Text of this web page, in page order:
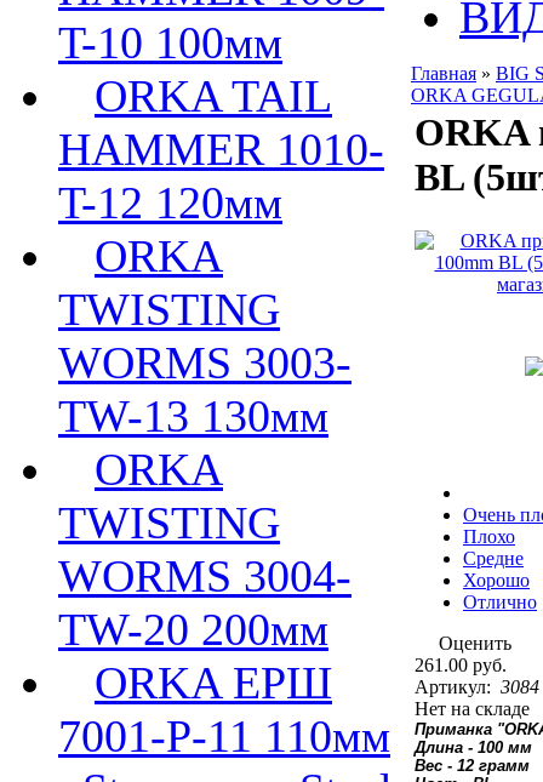
T-10 100мм
ORKA TAIL
HAMMER 1010-
T-12 120мм
ORKA
TWISTING
WORMS 3003-
TW-13 130мм
ORKA
TWISTING
WORMS 3004-
TW-20 200мм
ORKA ЕРШ
7001-P-11 110мм
Главная » BIG
ORKA
ORKA
BL
Очень
Плохо
Средне
Хорошо
Отлично
Оценить
261.00 руб.
Артикул: 3084
Нет на складе
Приманка
Длина - 100 мм
Вес - 12 грамм